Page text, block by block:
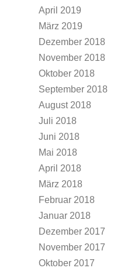
April 2019
März 2019
Dezember 2018
November 2018
Oktober 2018
September 2018
August 2018
Juli 2018
Juni 2018
Mai 2018
April 2018
März 2018
Februar 2018
Januar 2018
Dezember 2017
November 2017
Oktober 2017